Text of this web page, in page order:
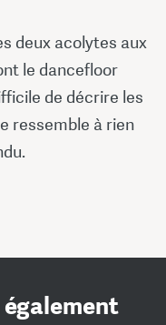
deux acolytes aux
le dancefloor
de décrire les
ressemble à rien
également